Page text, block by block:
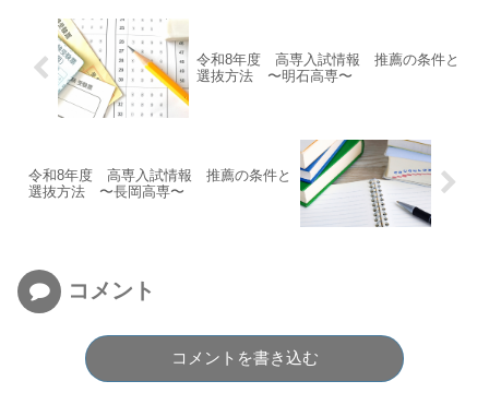
令和8年度 高専入試情報 推薦の条件と
選抜方法 〜明石高専〜
令和8年度 高専入試情報 推薦の条件と
選抜方法 〜長岡高専〜
コメント
コメントを書き込む